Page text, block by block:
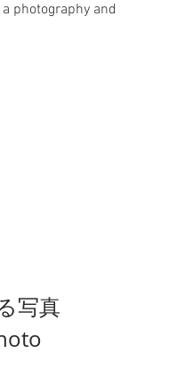
photography and
写真